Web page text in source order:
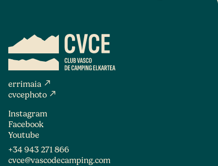
errimaia north_east
cvcephoto north_east
Instagram
Facebook
Youtube
+34 943 271 866
cvce@vascodecamping.com